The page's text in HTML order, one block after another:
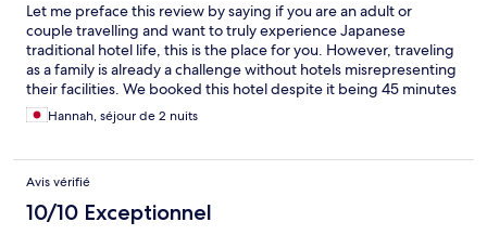
Let me preface this review by saying if you are an adult or
couple travelling and want to truly experience Japanese
traditional hotel life, this is the place for you. However, traveling
as a family is already a challenge without hotels misrepresenting
their facilities. We booked this hotel despite it being 45 minutes
from our travel destination due to the room description of
having a separate living room and soaking tub IN THE ROOM
was a traditional tatami room just big enough for 3 twin size
futons. Then we were directed to the public toilets and shower.
We are sure that staying in this home would have been a unique
Japanese experience, but we were looking for the comfort of
Hannah, séjour de 2 nuits
Avis vérifié
10/10 Exceptionnel